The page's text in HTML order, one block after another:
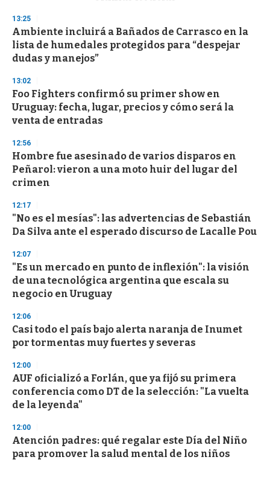
d
s
o
f
3
s
e
c
o
n
13:25
Ambiente incluirá a Bañados de Carrasco en la
lista de humedales protegidos para “despejar
dudas y manejos”
13:02
Foo Fighters confirmó su primer show en
Uruguay: fecha, lugar, precios y cómo será la
venta de entradas
12:56
Hombre fue asesinado de varios disparos en
Peñarol: vieron a una moto huir del lugar del
crimen
12:17
"No es el mesías": las advertencias de Sebastián
Da Silva ante el esperado discurso de Lacalle Pou
12:07
"Es un mercado en punto de inflexión": la visión
de una tecnológica argentina que escala su
negocio en Uruguay
12:06
Casi todo el país bajo alerta naranja de Inumet
por tormentas muy fuertes y severas
12:00
AUF oficializó a Forlán, que ya fijó su primera
conferencia como DT de la selección: "La vuelta
de la leyenda"
12:00
Atención padres: qué regalar este Día del Niño
para promover la salud mental de los niños